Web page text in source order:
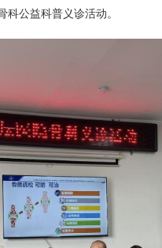
公益科普义诊活动。